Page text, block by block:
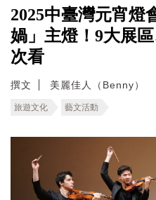
2025中臺灣元宵燈
媧」主燈！9大展
次看
撰文 美麗佳人（Benny）
旅遊文化 藝文活動